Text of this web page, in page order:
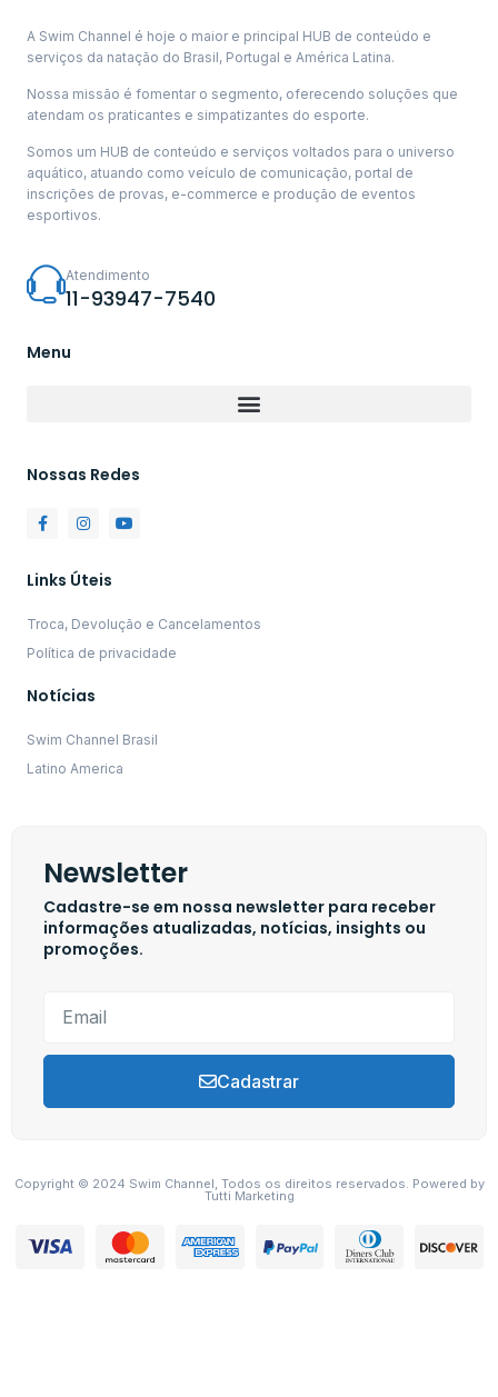
A Swim Channel é hoje o maior e principal HUB de conteúdo e
serviços da natação do Brasil, Portugal e América Latina.
Nossa missão é fomentar o segmento, oferecendo soluções que
atendam os praticantes e simpatizantes do esporte.
Somos um HUB de conteúdo e serviços voltados para o universo
aquático, atuando como veículo de comunicação, portal de
inscrições de provas, e-commerce e produção de eventos
esportivos.
Atendimento
11-93947-7540
Menu
Nossas Redes
Links Úteis
Troca, Devolução e Cancelamentos
Política de privacidade
Notícias
Swim Channel Brasil
Latino America
Newsletter
Cadastre-se em nossa newsletter para receber
informações atualizadas, notícias, insights ou
promoções.
Cadastrar
Copyright © 2024 Swim Channel, Todos os direitos reservados. Powered by
Tutti Marketing